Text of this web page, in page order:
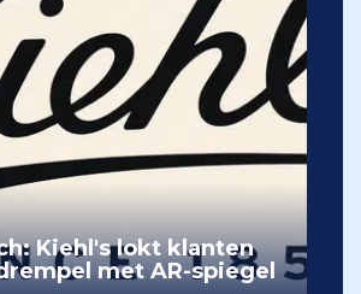
Kiehl's lokt klanten
met AR-spiegel